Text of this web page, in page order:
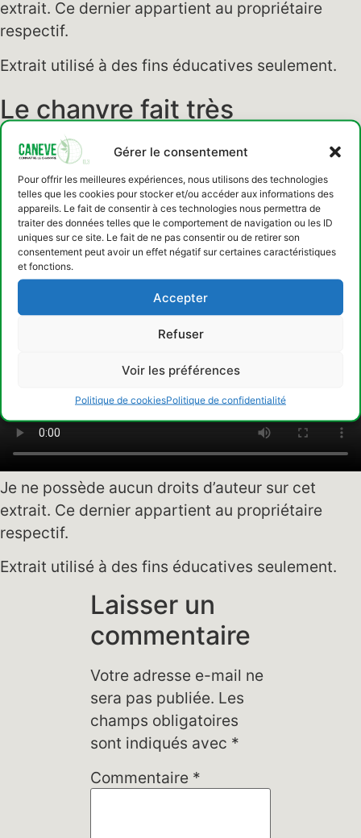
Gérer le consentement
Pour offrir les meilleures expériences, nous utilisons des technologies
telles que les cookies pour stocker et/ou accéder aux informations des
appareils. Le fait de consentir à ces technologies nous permettra de
traiter des données telles que le comportement de navigation ou les ID
uniques sur ce site. Le fait de ne pas consentir ou de retirer son
consentement peut avoir un effet négatif sur certaines caractéristiques
et fonctions.
Accepter
Refuser
Voir les préférences
Politique de cookiesPolitique de confidentialité
extrait. Ce dernier appartient au propriétaire
respectif.
Extrait utilisé à des fins éducatives seulement.
Le chanvre fait très
fréquemment son apparition
dans la culture populaire. Ici
un extrait de L’épisode 12 de
la saison 7 de Family Guy :
Episode 420
Je ne possède aucun droits d’auteur sur cet
extrait. Ce dernier appartient au propriétaire
respectif.
Extrait utilisé à des fins éducatives seulement.
Laisser un
commentaire
Votre adresse e-mail ne
sera pas publiée. Les
champs obligatoires
sont indiqués avec *
Commentaire *